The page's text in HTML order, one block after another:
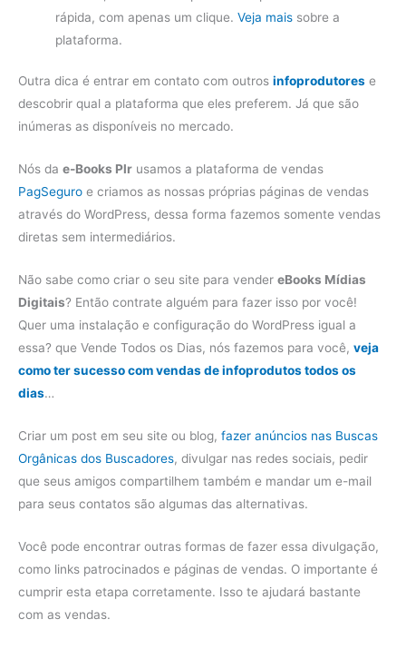
rápida, com apenas um clique.Veja mais sobre a
plataforma.
Outra dica é entrar em contato com outros infoprodutores e
descobrir qual a plataforma que eles preferem. Já que são
inúmeras as disponíveis no mercado.
Nós da e-Books Plr usamos a plataforma de vendas
PagSeguro e criamos as nossas próprias páginas de vendas
através do WordPress, dessa forma fazemos somente vendas
diretas sem intermediários.
Não sabe como criar o seu site para vender eBooks Mídias
Digitais? Então contrate alguém para fazer isso por você!
Quer uma instalação e configuração do WordPress igual a
essa? que Vende Todos os Dias, nós fazemos para você, veja
como ter sucesso com vendas de infoprodutos todos os
dias…
Criar um post em seu site ou blog, fazer anúncios nas Buscas
Orgânicas dos Buscadores, divulgar nas redes sociais, pedir
que seus amigos compartilhem também e mandar um e-mail
para seus contatos são algumas das alternativas.
Você pode encontrar outras formas de fazer essa divulgação,
como links patrocinados e páginas de vendas. O importante é
cumprir esta etapa corretamente. Isso te ajudará bastante
com as vendas.